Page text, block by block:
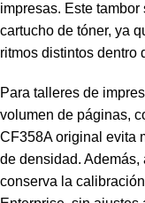
impresas. Este
cartucho de tóner, ya
ritmos distintos dentro
Para talleres de
volumen de páginas,
CF358A original evita
de densidad. Además,
conserva la